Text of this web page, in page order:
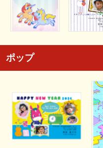
ポップ